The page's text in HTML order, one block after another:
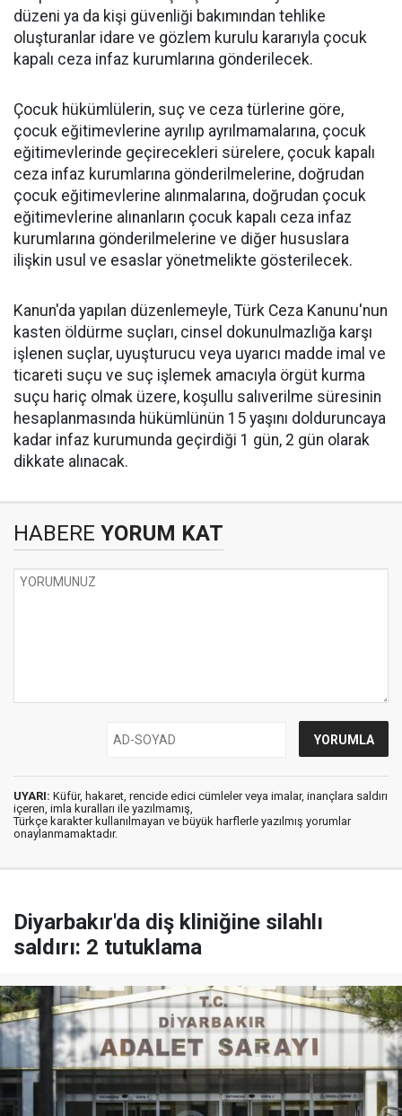
düzeni ya da kişi güvenliği bakımından tehlike
oluşturanlar idare ve gözlem kurulu kararıyla çocuk
kapalı ceza infaz kurumlarına gönderilecek.
Çocuk hükümlülerin, suç ve ceza türlerine göre,
çocuk eğitimevlerine ayrılıp ayrılmamalarına, çocuk
eğitimevlerinde geçirecekleri sürelere, çocuk kapalı
ceza infaz kurumlarına gönderilmelerine, doğrudan
çocuk eğitimevlerine alınmalarına, doğrudan çocuk
eğitimevlerine alınanların çocuk kapalı ceza infaz
kurumlarına gönderilmelerine ve diğer hususlara
ilişkin usul ve esaslar yönetmelikte gösterilecek.
Kanun'da yapılan düzenlemeyle, Türk Ceza Kanunu'nun
kasten öldürme suçları, cinsel dokunulmazlığa karşı
işlenen suçlar, uyuşturucu veya uyarıcı madde imal ve
ticareti suçu ve suç işlemek amacıyla örgüt kurma
suçu hariç olmak üzere, koşullu salıverilme süresinin
hesaplanmasında hükümlünün 15 yaşını dolduruncaya
kadar infaz kurumunda geçirdiği 1 gün, 2 gün olarak
dikkate alınacak.
HABERE YORUM KAT
UYARI: Küfür, hakaret, rencide edici cümleler veya imalar, inançlara saldırı
içeren, imla kuralları ile yazılmamış,
Türkçe karakter kullanılmayan ve büyük harflerle yazılmış yorumlar
onaylanmamaktadır.
Diyarbakır'da diş kliniğine silahlı
saldırı: 2 tutuklama